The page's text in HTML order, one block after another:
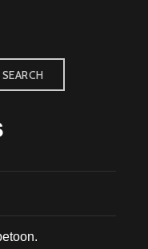
SEARCH